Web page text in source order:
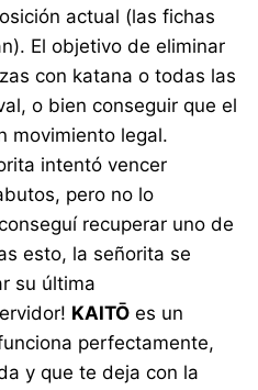
actual (las fichas
El objetivo de eliminar
con katana o todas las
o bien conseguir que el
movimiento legal.
intentó vencer
pero no lo
recuperar uno de
esto, la señorita se
su última
KAITŌ es un
perfectamente,
y que te deja con la